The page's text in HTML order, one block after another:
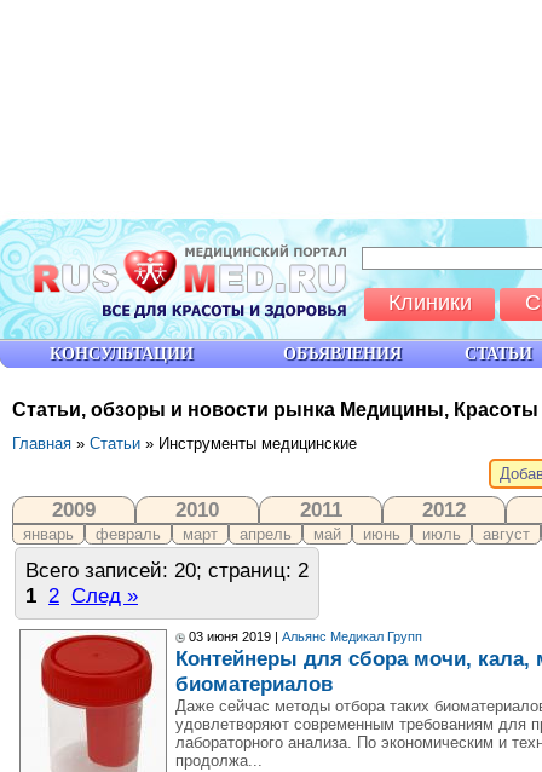
Статьи, обзоры и новости рынка Медицины,
Главная » Статьи » Инструменты медицинские
2009 2010 2011 2012
январь февраль март апрель май июнь июль август
Всего записей: 20; страниц: 2
1 2 След »
03 июня 2019 | Альянс Медикал Групп
Контейнеры для сбора мочи, кала,
биоматериалов
Даже сейчас методы отбора таких
удовлетворяют современным требованиям для
лабораторного анализа. По экономическим и
продолжа...
КОНСУЛЬТАЦИИ ОБЪЯВЛЕНИЯ СТАТЬИ
Клиники